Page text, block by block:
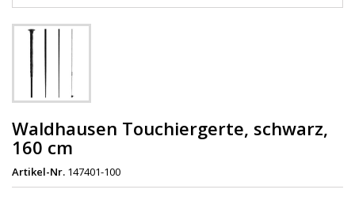
Waldhausen Touchiergerte, schwarz,
160 cm
Artikel-Nr. 147401-100